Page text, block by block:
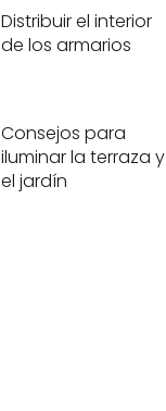
Distribuir el interior
de los armarios
Consejos para
iluminar la terraza y
el jardín